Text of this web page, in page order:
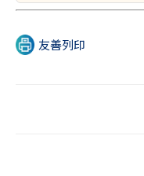
友善列印